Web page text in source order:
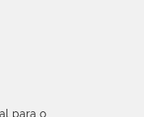
para o